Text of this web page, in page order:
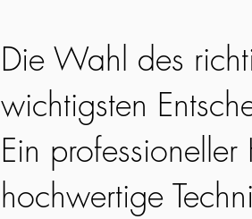
Die Wahl des
wichtigsten
Ein
hochwertige